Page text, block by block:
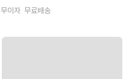
무이자 무료배송